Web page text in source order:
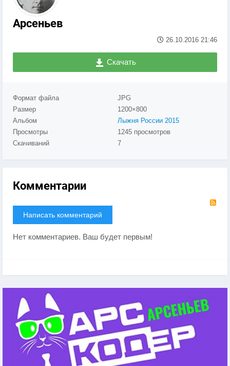
Арсеньев
26.10.2016 21:46
Скачать
Формат файла
JPG
Размер
1200×800
Альбом
Лыжня России 2015
Просмотры
1245 просмотров
Скачиваний
7
Комментарии
Написать комментарий
Нет комментариев. Ваш будет первым!